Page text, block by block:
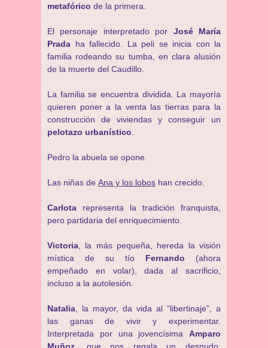
metafórico de la primera.
El personaje interpretado por José María
Prada ha fallecido. La peli se inicia con la
familia rodeando su tumba, en clara alusión
de la muerte del Caudillo.
La familia se encuentra dividida. La mayoría
quieren poner a la venta las tierras para la
construcción de viviendas y conseguir un
pelotazo urbanístico
Pedro la abuela se opone.
Las niñas de Ana y los lobos han crecido.
Carlota representa la tradición franquista,
pero partidaria del enriquecimiento.
Victoria , la más pequeña, hereda la visión
mística de su tío Fernando (ahora
empeñado en volar), dada al sacrificio,
incluso a la autolesión.
Natalia , la mayor, da vida al “libertinaje”, a
las ganas de vivir y experimentar.
Interpretada por una jovencísima Amparo